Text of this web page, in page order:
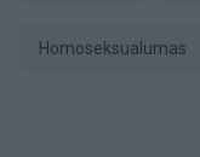
Homoseksualumas